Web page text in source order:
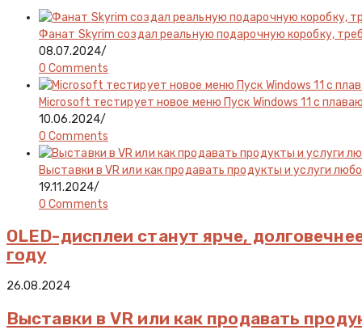
Фанат Skyrim создал реальную подарочную коробку,
08.07.2024/
0 Comments
Microsoft тестирует новое меню Пуск Windows 11 с
10.06.2024/
0 Comments
Выставки в VR или как продавать продукты и услуги
19.11.2024/
0 Comments
OLED-дисплеи станут ярче,
году
26.08.2024
Выставки в VR или как продавать